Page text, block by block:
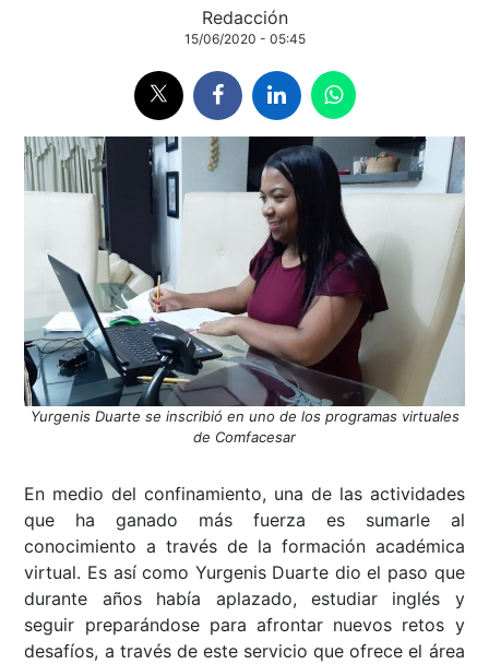
Redacción
15/06/2020 - 05:45
Yurgenis Duarte se inscribió en uno de los programas virtuales
de Comfacesar
En medio del confinamiento, una de las actividades
que ha ganado más fuerza es sumarle al
conocimiento a través de la formación académica
virtual. Es así como Yurgenis Duarte dio el paso que
durante años había aplazado, estudiar inglés y
seguir preparándose para afrontar nuevos retos y
desafíos, a través de este servicio que ofrece el área